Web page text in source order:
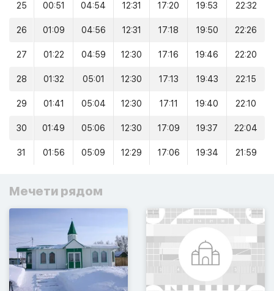
25 00:51 04:54 12:31 17:20 19:53 22:32
26 01:09 04:56 12:31 17:18 19:50 22:26
27 01:22 04:59 12:30 17:16 19:46 22:20
28 01:32 05:01 12:30 17:13 19:43 22:15
29 01:41 05:04 12:30 17:11 19:40 22:10
30 01:49 05:06 12:30 17:09 19:37 22:04
31 01:56 05:09 12:29 17:06 19:34 21:59
Мечети рядом